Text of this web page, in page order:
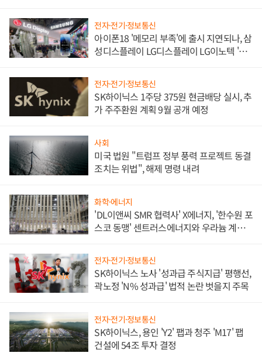
전자·전기·정보통신
아이폰18 '메모리 부족'에 출시 지연되나, 삼
성디스플레이 LG디스플레이 LG이노텍 '탈
전자·전기·정보통신
SK하이닉스 1주당 375원 현금배당 실시, 추
가 주주환원 계획 9월 공개 예정
사회
미국 법원 "트럼프 정부 풍력 프로젝트 동결
조치는 위법", 해제 명령 내려
화학·에너지
'DL이앤씨 SMR 협력사' X에너지, '한수원 포
스코 동맹' 센트러스에너지와 우라늄 계약
전자·전기·정보통신
SK하이닉스 노사 '성과급 주식지급' 평행선,
곽노정 'N% 성과급' 법적 논란 벗을지 주목
전자·전기·정보통신
SK하이닉스, 용인 'Y2' 팹과 청주 'M17' 팹
건설에 54조 투자 결정